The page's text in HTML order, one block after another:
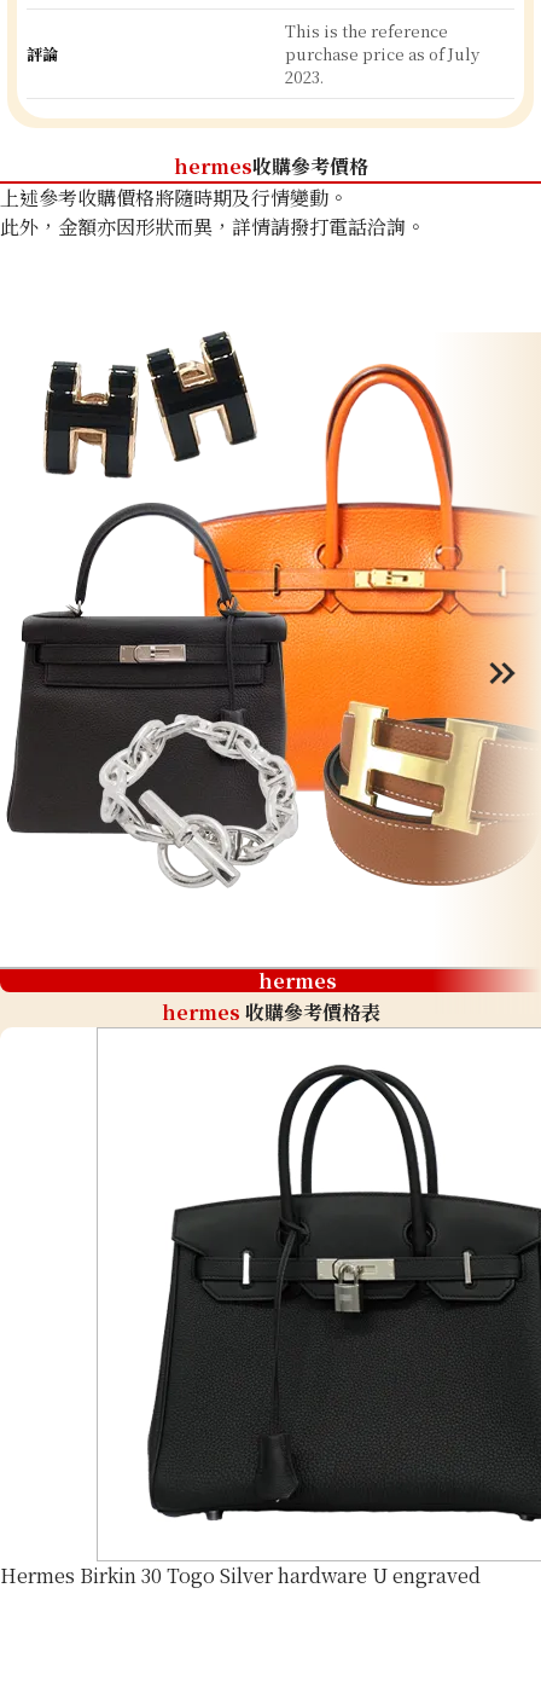
評論
This is the reference
purchase price as of July
2023.
hermes收購參考價格
上述參考收購價格將隨時期及行情變動。
此外，金額亦因形狀而異，詳情請撥打電話洽詢。
hermes
hermes 收購參考價格表
Hermes Birkin 30 Togo Silver hardware U engraved